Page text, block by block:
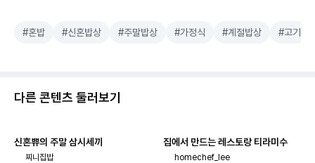
#혼밥 #신혼밥상 #주말밥상 #가정식 #계절밥상 #고기
다른 콘텐츠 둘러보기
신혼쀼의 주말 삼시세끼
찌니집밥
집에서 만드는 레스토랑 티라미수
homechef_lee